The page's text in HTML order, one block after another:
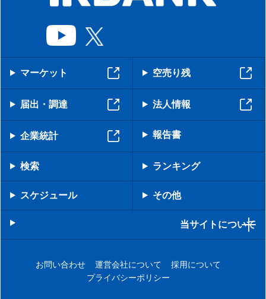
マーケット 空売り残
届出・調達 法人情報
企業統計 報告書
検索 ランキング
スケジュール その他
当サイトについて
お問い合わせ 運営会社について
採用について
プライバシーポリシー